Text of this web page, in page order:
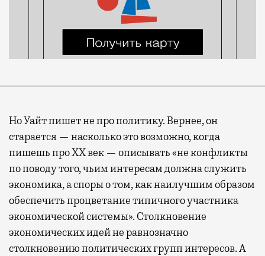
Но Уайт пишет не про политику. Вернее, он
старается — насколько это возможно, когда
пишешь про XX век — описывать «не конфликты
по поводу того, чьим интересам должна служить
экономика, а споры о том, как наилучшим образом
обеспечить процветание типичного участника
экономической системы». Столкновение
экономических идей не равнозначно
столкновению политических групп интересов. А